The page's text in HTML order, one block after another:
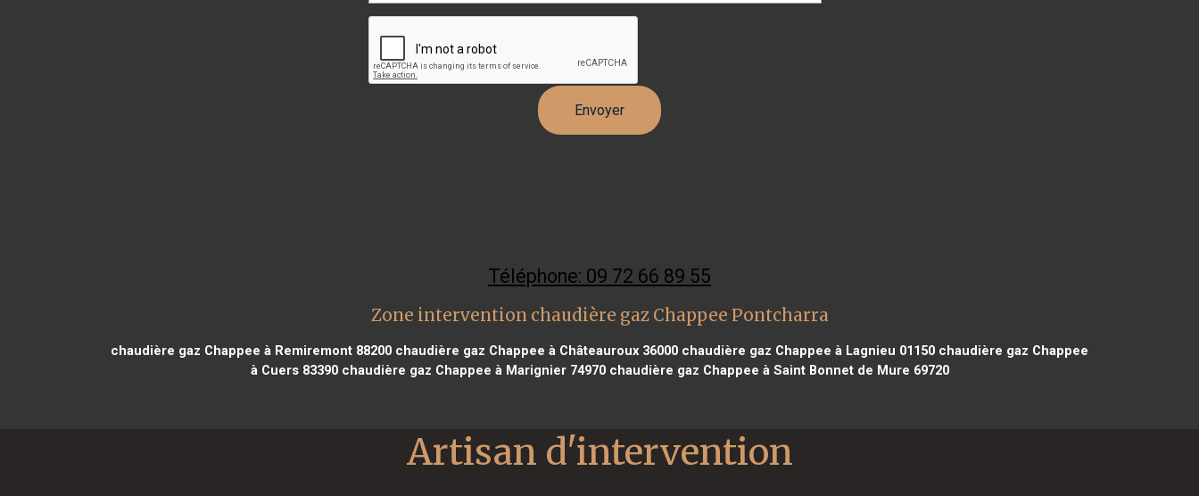
Téléphone: 09 72 66 89 55
Zone intervention chaudière gaz Chappee Pontcharra
chaudière gaz Chappee à Remiremont 88200 chaudière gaz Chappee à Châteauroux 36000 chaudière gaz Chappee à Lagnieu 01150 chaudière gaz Chappee
à Cuers 83390chaudière gaz Chappee à Marignier 74970chaudière gaz Chappee à Saint Bonnet de Mure 69720
Artisan d'intervention